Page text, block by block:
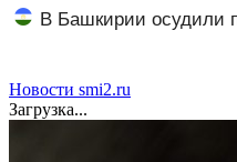
В Башкирии осудили
Новости smi2.ru
Загрузка...